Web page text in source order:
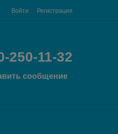
Войти Регистрация
250-11-32
сообщение